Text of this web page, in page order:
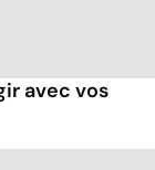
avec vos